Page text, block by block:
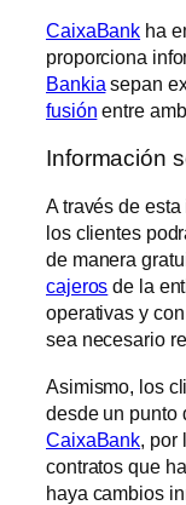
CaixaBank ha
proporciona
Bankia sepan
fusión entre
Información
A través de
los clientes
de manera
cajeros de la
operativas y
sea necesario
Asimismo, los
desde un punto
CaixaBank ,
contratos que
haya cambios